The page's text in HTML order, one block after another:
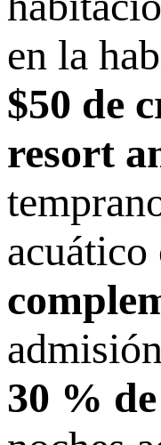
en la
$50 de
resort
acuático
30 %